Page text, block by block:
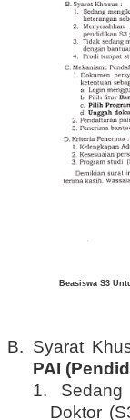
Beasiswa S3
B. Syarat
PAI
1. Sedang
Doktor